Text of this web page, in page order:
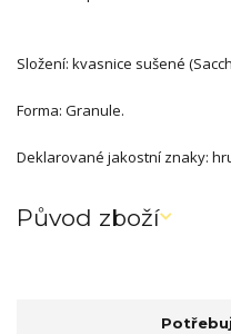
Složení: kvasnice sušené
Forma: Granule.
Deklarované jakostní znaky:
Původ zboží